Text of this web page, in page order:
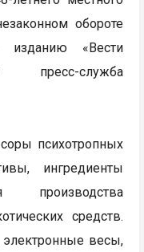
обороте
изданию «Вести
пресс-служба
психотропных
ингредиенты
средств.
электронные весы,